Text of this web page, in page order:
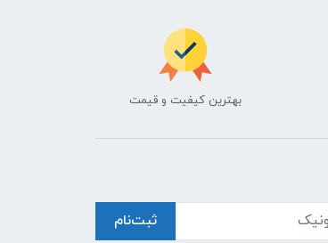
بهترین کیفیت و قیمت
ثبت‌نام